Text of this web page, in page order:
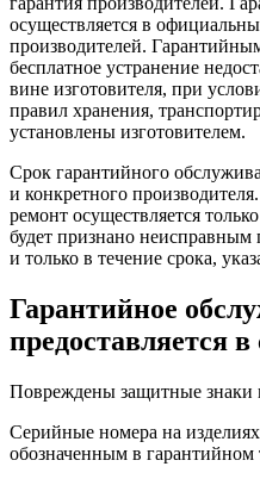
осуществляется в
производителей.
бесплатное устранение
вине изготовителя, при
правил хранения,
установлены изготовителем.
Срок гарантийного
и конкретного
ремонт осуществляется
будет признано неисправным
и только в течение срока,
Гарантийное
предоставляется
Повреждены защитные знаки
Серийные номера на
обозначенным в гарантийном